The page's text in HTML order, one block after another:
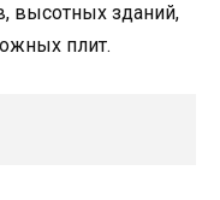
высотных зданий,
плит.